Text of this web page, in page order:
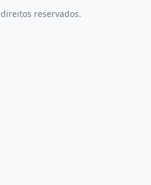
reservados.